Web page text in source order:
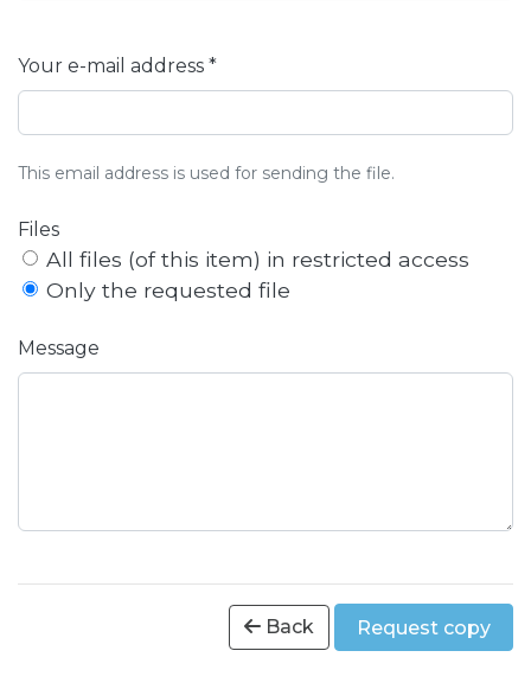
Your e-mail address *
This email address is used for sending the file.
Files
All files (of this item) in restricted access
Only the requested file
Message
Back Request copy